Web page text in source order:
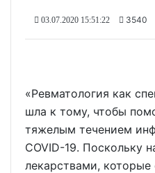
03.07.2020 15:51:22 3540
«Ревматология как
шла к тому, чтобы
тяжелым течением
COVID-19. Поскольку
лекарствами,